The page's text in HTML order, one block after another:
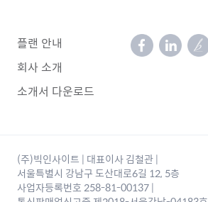
플랜 안내
회사 소개
소개서 다운로드
(주)빅인사이트 | 대표이사 김철관 |
서울특별시 강남구 도산대로6길 12, 5층
사업자등록번호 258-81-00137 |